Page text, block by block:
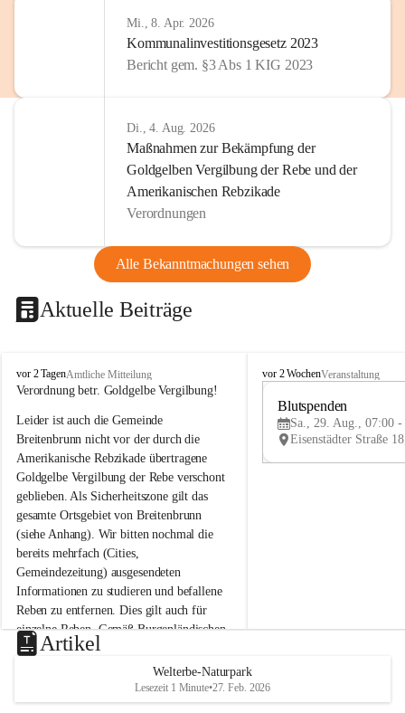
Mi., 8. Apr. 2026
Kommunalinvestitionsgesetz 2023
Bericht gem. §3 Abs 1 KIG 2023
Di., 4. Aug. 2026
Maßnahmen zur Bekämpfung der
Goldgelben Vergilbung der Rebe und der
Amerikanischen Rebzikade
Verordnungen
Alle Bekanntmachungen sehen
Aktuelle Beiträge
B
r
i
t
e
n
b
r
u
n
n
a
m
N
e
u
s
d
vor 2 TagenAmtliche Mitteilung
Verordnung betr. Goldgelbe Vergilbung!
Leider ist auch die Gemeinde
Breitenbrunn nicht vor der durch die
Amerikanische Rebzikade übertragene
Goldgelbe Vergilbung der Rebe verschont
geblieben. Als Sicherheitszone gilt das
gesamte Ortsgebiet von Breitenbrunn
(siehe Anhang). Wir bitten nochmal die
bereits mehrfach (Cities,
Gemeindezeitung) ausgesendeten
Informationen zu studieren und befallene
Reben zu entfernen. Dies gilt auch für
einzelne Reben. Gemäß Burgenländischen
Weinbaugesetz sind nicht gepflegte oder
unzulässige Weingärten zu roden! Bitte
helfen wir zusammen um unsere Winzer
vor den prognostizierten Ernteausfällen
B
e
u
e
d
vor 2 WochenVeranstaltung
Blutspenden
Sa., 29. Aug., 07:00 -
Artikel
Welterbe-Naturpark
Lesezeit 1 Minute•27. Feb. 2026